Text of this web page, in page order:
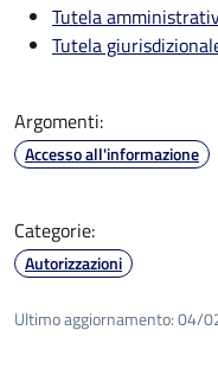
Tutela
Tutela
Argomenti:
Accesso all'informazione
Categorie:
Autorizzazioni
Ultimo aggiornamento:04/